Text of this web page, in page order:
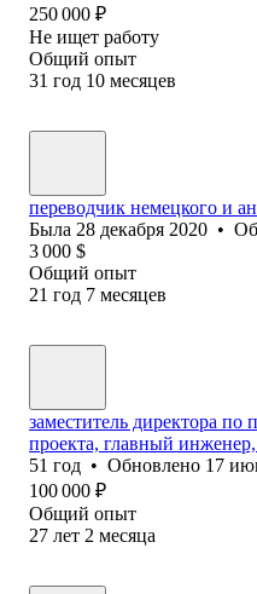
250 000 ₽
Не ищет работу
Общий опыт
31 год 10 месяцев
переводчик немецкого и
Была 28 декабря 2020 •
3 000 $
Общий опыт
21 год 7 месяцев
заместитель директора по
проекта, главный
51 год • Обновлено 17
100 000 ₽
Общий опыт
27 лет 2 месяца